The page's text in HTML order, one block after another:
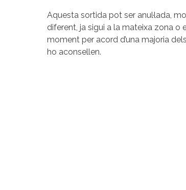
Aquesta sortida pot ser anul·lada,
diferent, ja sigui a la mateixa zona
moment per acord d’una majoria
ho aconsellen.